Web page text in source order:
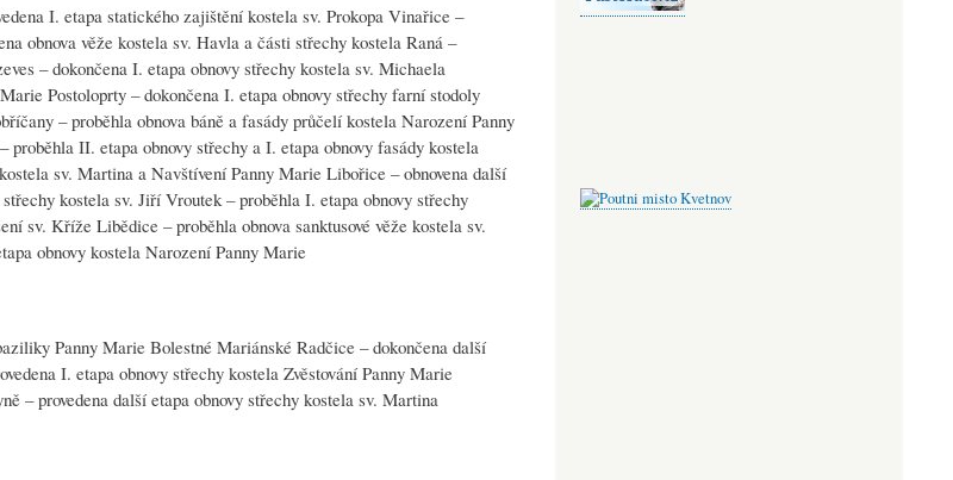
I. etapa statického zajištění kostela sv. Prokopa Vinařice –
obnova věže kostela sv. Havla a části střechy kostela Raná –
– dokončena I. etapa obnovy střechy kostela sv. Michaela
Postoloprty – dokončena I. etapa obnovy střechy farní stodoly
– proběhla obnova báně a fasády průčelí kostela Narození Panny
II. etapa obnovy střechy a I. etapa obnovy fasády kostela
sv. Martina a Navštívení Panny Marie Libořice – obnovena další
kostela sv. Jiří Vroutek – proběhla I. etapa obnovy střechy
sv. Kříže Libědice – proběhla obnova sanktusové věže kostela sv.
obnovy kostela Narození Panny Marie
Panny Marie Bolestné Mariánské Radčice – dokončena další
I. etapa obnovy střechy kostela Zvěstování Panny Marie
– provedena další etapa obnovy střechy kostela sv. Martina